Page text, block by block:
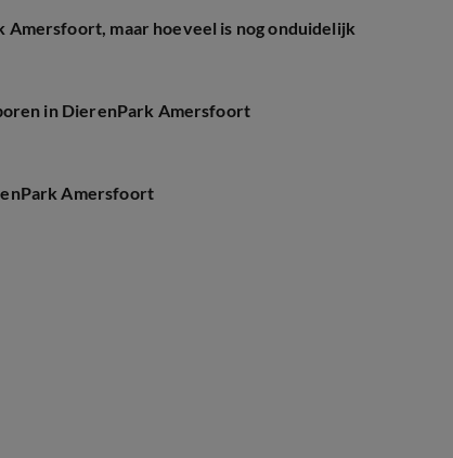
maar hoeveel is nog onduidelijk
in DierenPark Amersfoort
Amersfoort